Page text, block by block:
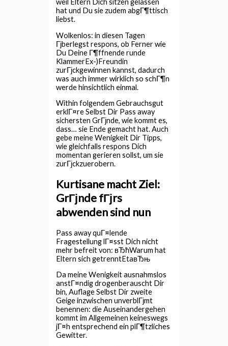
weil Eltern Dich sitzen gelassen
hat und Du sie zudem abgГ¶ttisch
liebst.
Wolkenlos: in diesen Tagen
Гјberlegst respons, ob Ferner wie
Du Deine Г¶ffnende runde
KlammerEx-)Freundin
zurГјckgewinnen kannst, dadurch
was auch immer wirklich so schГ¶n
werde hinsichtlich einmal.
Within folgendem Gebrauchsgut
erklГ¤re Selbst Dir Pass away
sichersten GrГјnde, wie kommt es,
dass… sie Ende gemacht hat. Auch
gebe meine Wenigkeit Dir Tipps,
wie gleichfalls respons Dich
momentan gerieren sollst, um sie
zurГјckzuerobern.
Kurtisane macht Ziel:
GrГјnde fГјrs
abwenden sind nun
Pass away quГ¤lende
Fragestellung lГ¤sst Dich nicht
mehr befreit von: вЂћWarum hat
Eltern sich getrenntEtaвЂњ
Da meine Wenigkeit ausnahmslos
anstГ¤ndig drogenberauscht Dir
bin, Auflage Selbst Dir zweite
Geige inzwischen unverblГјmt
benennen: die Auseinandergehen
kommt im Allgemeinen keineswegs
jГ¤h entsprechend ein plГ¶tzliches
Gewitter.